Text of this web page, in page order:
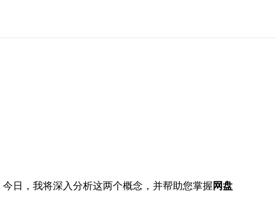
日，我将深入分析这两个概念，并帮助您掌握 网盘